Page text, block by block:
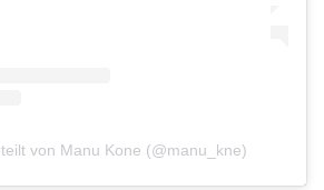
von Manu Kone (@manu_kne)